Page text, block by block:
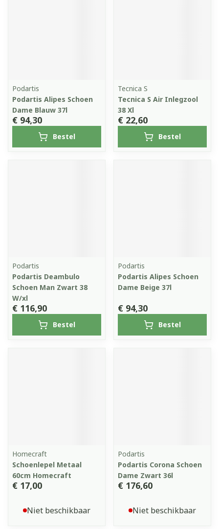
Podartis
Podartis Alipes Schoen
Dame Blauw 37l
€ 94,30
Bestel
Tecnica S
Tecnica S Air Inlegzool
38 Xl
€ 22,60
Bestel
Podartis
Podartis Deambulo
Schoen Man Zwart 38
W/xl
€ 116,90
Bestel
Podartis
Podartis Alipes Schoen
Dame Beige 37l
€ 94,30
Bestel
Homecraft
Schoenlepel Metaal
60cm Homecraft
€ 17,00
Niet beschikbaar
Podartis
Podartis Corona Schoen
Dame Zwart 36l
€ 176,60
Niet beschikbaar